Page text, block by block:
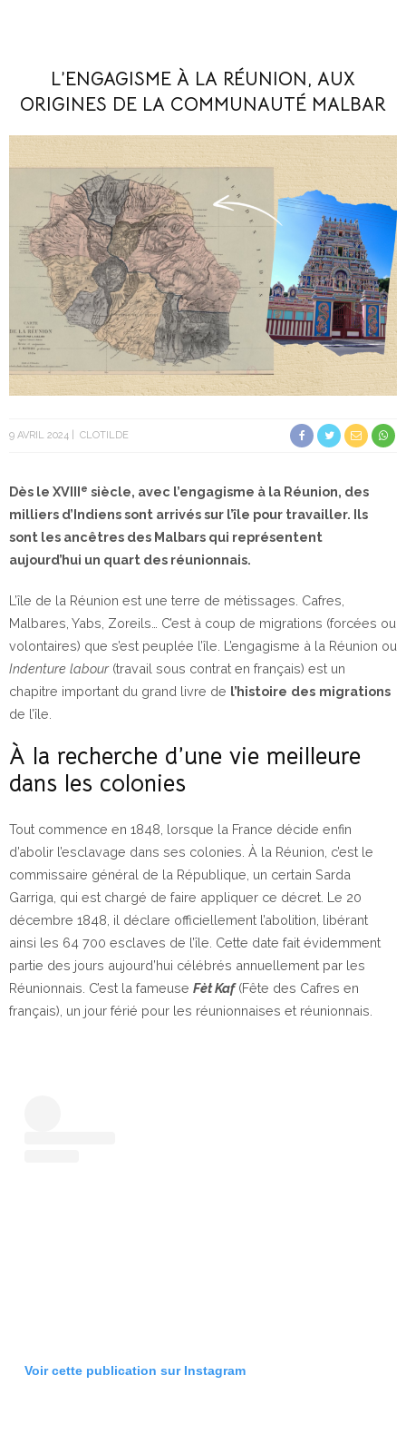
L’ENGAGISME À LA RÉUNION, AUX
ORIGINES DE LA COMMUNAUTÉ MALBAR
9 AVRIL 2024 CLOTILDE
Dès le XVIIIe siècle, avec l’engagisme à la Réunion, des
milliers d’Indiens sont arrivés sur l’île pour travailler. Ils
sont les ancêtres des Malbars qui représentent
aujourd’hui un quart des réunionnais.
L’île de la Réunion est une terre de métissages. Cafres,
Malbares, Yabs, Zoreils… C’est à coup de migrations (forcées ou
volontaires) que s’est peuplée l’île. L’engagisme à la Réunion ou
Indenture labour (travail sous contrat en français) est un
chapitre important du grand livre de l’histoire des migrations
de l’île.
À la recherche d’une vie meilleure
dans les colonies
Tout commence en 1848, lorsque la France décide enfin
d’abolir l’esclavage dans ses colonies. À la Réunion, c’est le
commissaire général de la République, un certain Sarda
Garriga, qui est chargé de faire appliquer ce décret. Le 20
décembre 1848, il déclare officiellement l’abolition, libérant
ainsi les 64 700 esclaves de l’île. Cette date fait évidemment
partie des jours aujourd’hui célébrés annuellement par les
Réunionnais. C’est la fameuse FètKaf(Fête des Cafres en
français), un jour férié pour les réunionnaises et réunionnais.
Voir cette publication sur Instagram